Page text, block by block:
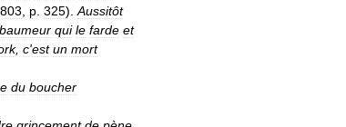
p 325). Aussitôt
qui le farde et
, c'est un mort
du boucher